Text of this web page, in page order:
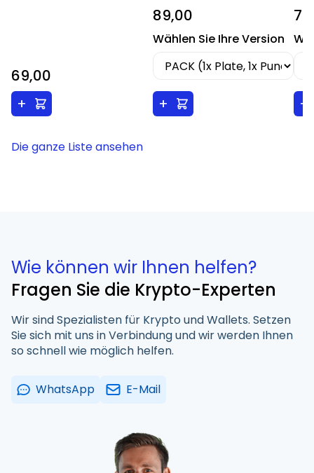
69,00
+
89,00
Wählen Sie Ihre Version
+ +
Die ganze Liste ansehen
Wie können wir Ihnen helfen?
Fragen Sie die Krypto-Experten
Wir sind Spezialisten für Krypto und Wallets. Setzen
Sie sich mit uns in Verbindung und wir werden Ihnen
so schnell wie möglich helfen.
WhatsApp E-Mail